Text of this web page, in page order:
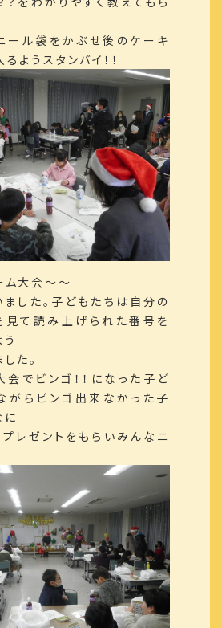
ール袋をかぶせ後のケーキ
ようスタンバイ！！
ム大会～～
した。子どもたちは自分の
見て読み上げられた番号を
た。
会でビンゴ！！になった子ど
がらビンゴ出来なかった子
に
レゼントをもらいみんなニ